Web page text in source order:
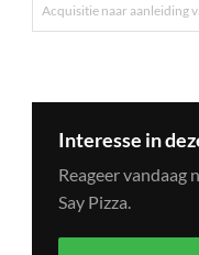
Acquisitie naar aanleiding
Interesse in
Reageer vandaag
Say Pizza.